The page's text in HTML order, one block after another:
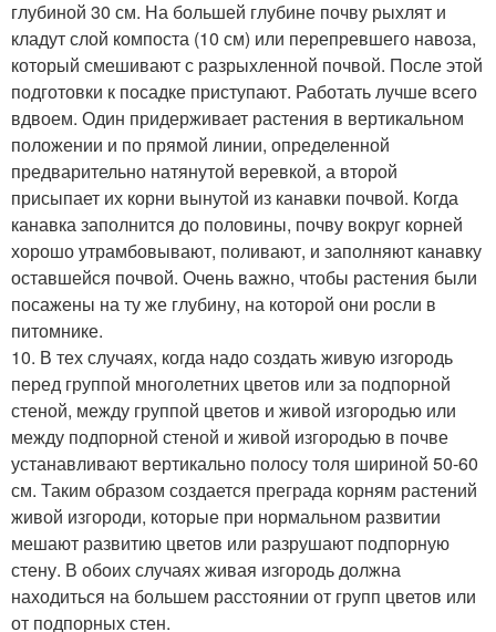
глубиной 30 см. На большей глубине почву рыхлят и
кладут слой компоста (10 см) или перепревшего навоза,
который смешивают с разрыхленной почвой. После этой
подготовки к посадке приступают. Работать лучше всего
вдвоем. Один придерживает растения в вертикальном
положении и по прямой линии, определенной
предварительно натянутой веревкой, а второй
присыпает их корни вынутой из канавки почвой. Когда
канавка заполнится до половины, почву вокруг корней
хорошо утрамбовывают, поливают, и заполняют канавку
оставшейся почвой. Очень важно, чтобы растения были
посажены на ту же глубину, на которой они росли в
питомнике.
10. В тех случаях, когда надо создать живую изгородь
перед группой многолетних цветов или за подпорной
стеной, между группой цветов и живой изгородью или
между подпорной стеной и живой изгородью в почве
устанавливают вертикально полосу толя шириной 50-60
см. Таким образом создается преграда корням растений
живой изгороди, которые при нормальном развитии
мешают развитию цветов или разрушают подпорную
стену. В обоих случаях живая изгородь должна
находиться на большем расстоянии от групп цветов или
от подпорных стен.